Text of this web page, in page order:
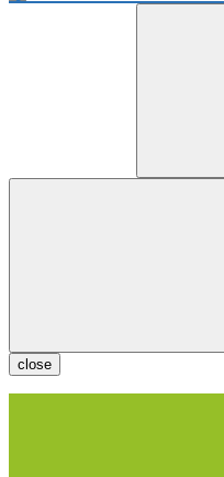
close